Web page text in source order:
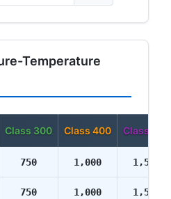
Temperature
Class 300 Class 400 Class 600
750 1,000 1,500
750 1,000 1,500